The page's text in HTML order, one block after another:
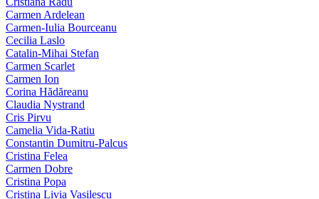
Carmen Ardelean
Carmen-Iulia Bourceanu
Cecilia Laslo
Catalin-Mihai Stefan
Carmen Scarlet
Carmen Ion
Corina Hădăreanu
Claudia Nystrand
Cris Pirvu
Camelia Vida-Ratiu
Constantin Dumitru‑Palcus
Cristina Felea
Carmen Dobre
Cristina Popa
Cristina Livia Vasilescu